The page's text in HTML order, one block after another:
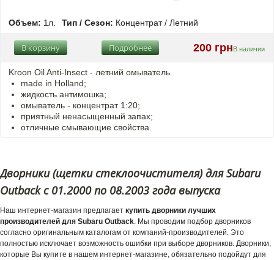
Объем: 1л. Тип / Сезон: Концентрат / Летний
200 грн В наличии
Подробнее
В корзину
Kroon Oil Anti-Insect - летний омыватель.
made in Holland;
жидкость антимошка;
омыватель - концентрат 1:20;
приятный ненасыщенный запах;
отличные смывающие свойства.
Дворники (щетки стеклоочистителя) для Subaru
Outback с 01.2000 по 08.2003 года выпуска
Наш интернет-магазин предлагает купить дворники лучших
производителей для Subaru Outback. Мы проводим подбор дворников
согласно оригинальным каталогам от компаний-производителей. Это
полностью исключает возможность ошибки при выборе дворников. Дворники,
которые Вы купите в нашем интернет-магазине, обязательно подойдут для